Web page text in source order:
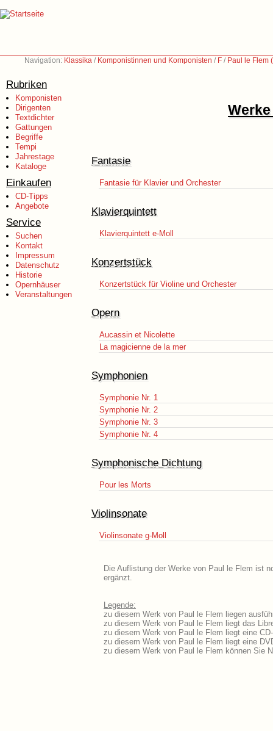
Navigation: Klassika / Komponistinnen und Komponisten / F / Paul le Flem
Rubriken
Komponisten
Dirigenten
Textdichter
Gattungen
Begriffe
Tempi
Jahrestage
Kataloge
Einkaufen
CD-Tipps
Angebote
Service
Suchen
Kontakt
Impressum
Datenschutz
Historie
Opernhäuser
Veranstaltungen
Fantasie
Fantasie für Klavier und Orchester
Klavierquintett
Klavierquintett e-Moll
Konzertstück
Konzertstück für Violine und Orchester
Opern
Aucassin et Nicolette
La magicienne de la mer
Symphonien
Symphonie Nr. 1
Symphonie Nr. 2
Symphonie Nr. 3
Symphonie Nr. 4
Symphonische Dichtung
Pour les Morts
Violinsonate
Violinsonate g-Moll
Die Auflistung der Werke von Paul le Flem ist
ergänzt.
Legende:
zu diesem Werk von Paul le Flem liegen
zu diesem Werk von Paul le Flem liegt das
zu diesem Werk von Paul le Flem liegt eine
zu diesem Werk von Paul le Flem liegt eine
zu diesem Werk von Paul le Flem können Sie